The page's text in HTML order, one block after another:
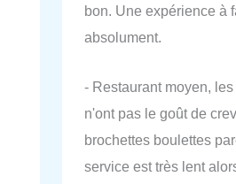
bon. Une expérience à
absolument.
- Restaurant moyen,
n'ont pas le goût de
brochettes boulettes
service est très lent